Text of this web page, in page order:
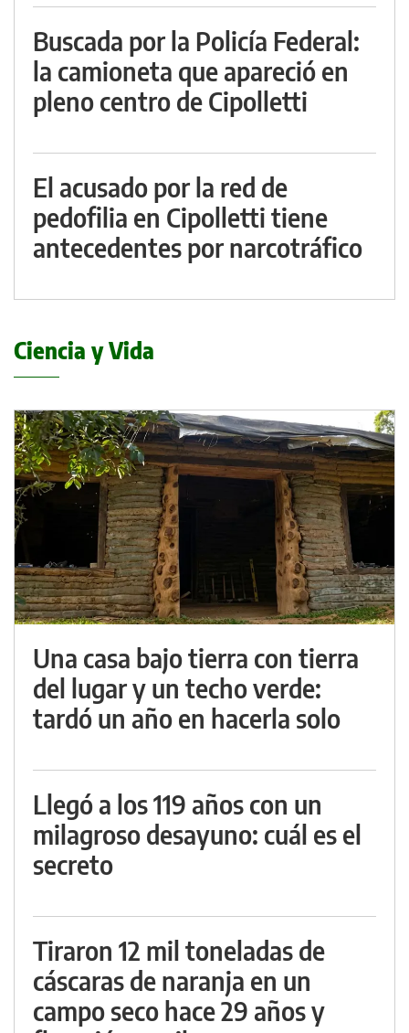
Buscada por la Policía Federal:
la camioneta que apareció en
pleno centro de Cipolletti
El acusado por la red de
pedofilia en Cipolletti tiene
antecedentes por narcotráfico
Ciencia y Vida
Una casa bajo tierra con tierra
del lugar y un techo verde:
tardó un año en hacerla solo
Llegó a los 119 años con un
milagroso desayuno: cuál es el
secreto
Tiraron 12 mil toneladas de
cáscaras de naranja en un
campo seco hace 29 años y